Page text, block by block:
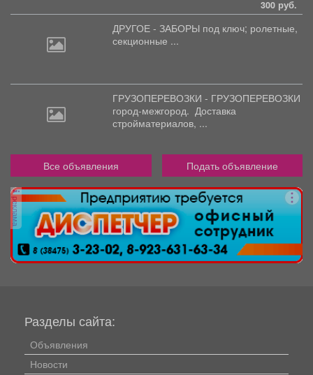
300 руб.
ДРУГОЕ - ЗАБОРЫ под ключ; ролетные,
секционные ...
ГРУЗОПЕРЕВОЗКИ - ГРУЗОПЕРЕВОЗКИ
город-межгород. Доставка
стройматериалов, ...
Все объявления Подать объявление
реклама
Разделы сайта:
Объявления
Новости